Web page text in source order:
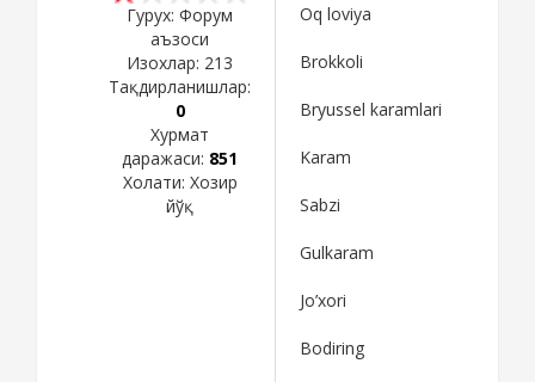
Гурух: Форум
аъзоси
Изохлар: 213
Тақдирланишлар:
0
Хурмат
даражаси: 851
Холати: Хозир
йўқ
Oq loviya
Brokkoli
Bryussel karamlari
Karam
Sabzi
Gulkaram
Jo’xori
Bodiring